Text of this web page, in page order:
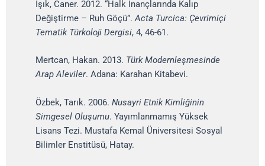
Işık, Caner. 2012. “Halk İnançlarında Kalıp
Değiştirme – Ruh Göçü”.Acta Turcica: Çevrimiçi
Tematik Türkoloji Dergisi, 4, 46-61.
Mertcan, Hakan. 2013. Türk Modernleşmesinde
Arap Aleviler. Adana: Karahan Kitabevi.
Özbek, Tarık. 2006. Nusayri Etnik Kimliğinin
Simgesel Oluşumu. Yayımlanmamış Yüksek
Lisans Tezi. Mustafa Kemal Üniversitesi Sosyal
Bilimler Enstitüsü, Hatay.